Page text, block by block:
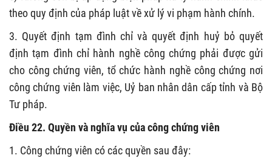
theo quy định của pháp luật về xử lý vi phạm hành chính.
3. Quyết định tạm đình chỉ và quyết định huỷ bỏ quyết
định tạm đình chỉ hành nghề công chứng phải được gửi
cho công chứng viên, tổ chức hành nghề công chứng nơi
công chứng viên làm việc, Uỷ ban nhân dân cấp tỉnh và Bộ
Tư pháp.
Điều 22. Quyền và nghĩa vụ của công chứng viên
1. Công chứng viên có các quyền sau đây: